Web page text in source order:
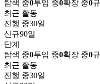
탐색 중0투입 중0확장 중0
최근 활동
진행 중30일
신규90일
단계
탐색 중0투입 중0확장 중0
최근 활동
진행 중30일